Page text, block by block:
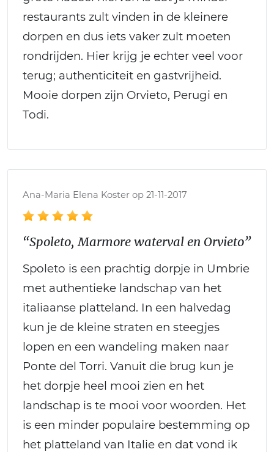
restaurants zult vinden in de kleinere
dorpen en dus iets vaker zult moeten
rondrijden. Hier krijg je echter veel voor
terug; authenticiteit en gastvrijheid.
Mooie dorpen zijn Orvieto, Perugi en
Todi.
Ana-Maria Elena Koster op 21-11-2017
“Spoleto, Marmore waterval en Orvieto”
Spoleto is een prachtig dorpje in Umbrie
met authentieke landschap van het
italiaanse platteland. In een halvedag
kun je de kleine straten en steegjes
lopen en een wandeling maken naar
Ponte del Torri. Vanuit die brug kun je
het dorpje heel mooi zien en het
landschap is te mooi voor woorden. Het
is een minder populaire bestemming op
het platteland van Italie en dat vond ik